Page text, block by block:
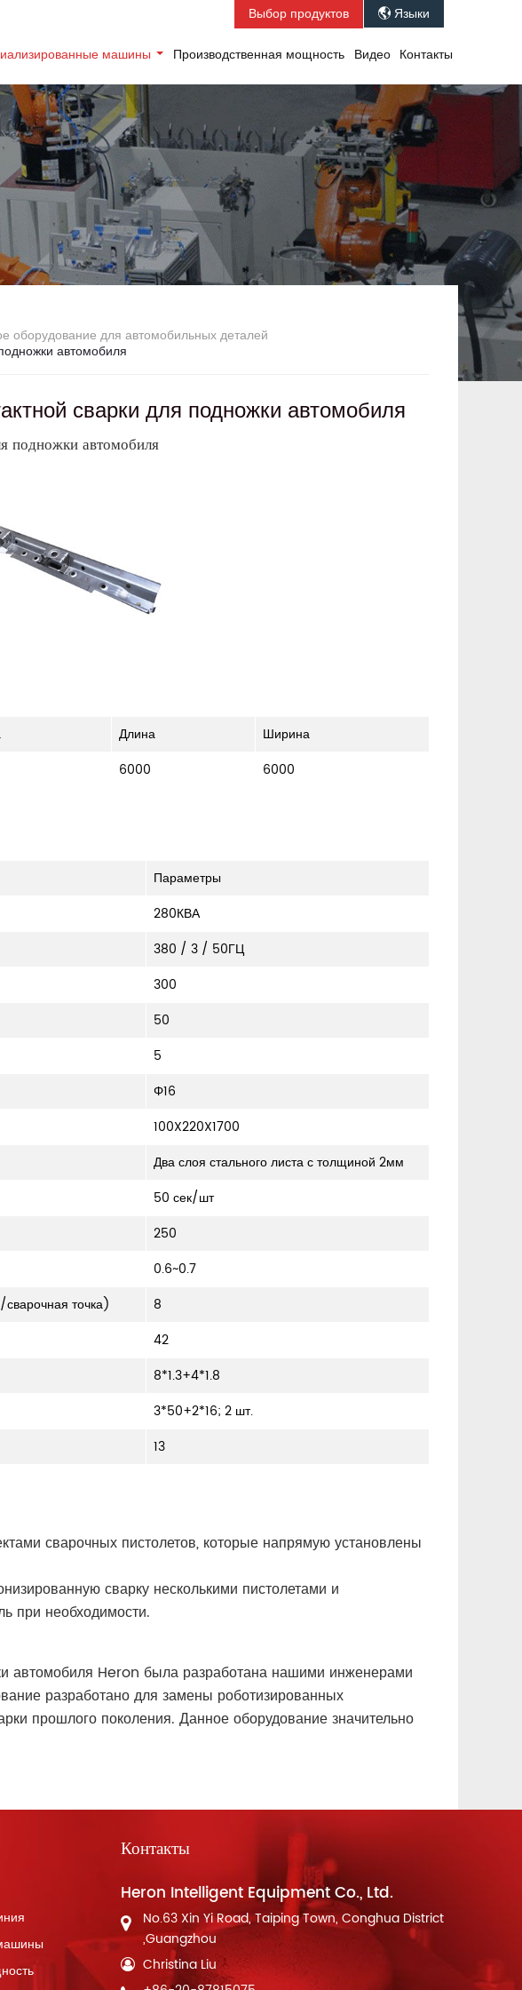
Выбор продуктов  Языки
машины Производственная мощность Видео Контакты
оборудование для автомобильных деталей
автомобиля
сварки для подножки автомобиля
подножки автомобиля
Длина
Ширина
6000 6000
Параметры
280КВА
380 / 3 / 50ГЦ
300
50
5
Φ16
100X220X1700
Два слоя стального листа с толщиной 2мм
50 сек/шт
250
0.6~0.7
точка)
8
42
8*1.3+4*1.8
3*50+2*16; 2 шт.
13
сварочных пистолетов, которые напрямую установлены
сварку несколькими пистолетами и
при необходимости.
автомобиля Heron была разработана нашими инженерами
разработано для замены роботизированных
прошлого поколения. Данное оборудование значительно
Контакты
Heron Intelligent Equipment Co., Ltd.
No.63 Xin Yi Road, Taiping Town, Conghua District
,Guangzhou
Christina Liu